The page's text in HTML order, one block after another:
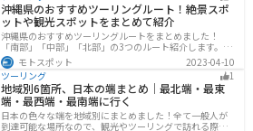
沖縄県のおすすめツーリングルート！絶景スポ
ットや観光スポットをまとめて紹介
沖縄県のおすすめツーリングルートをまとめました！
「南部」「中部」「北部」の3つのルート紹介します。美
しいビーチや歴史と文化に溢れたスポットが多数あり、
様々な楽しみ方ができます。バイクで沖縄県にツーリン
グに行く際は参考にしてください。
モトスポット
2023-04-10
ツーリング
1
地域別6箇所、日本の端まとめ｜最北端・最東
端・最西端・最南端に行く
日本の色々な端を地域別にまとめました！全て一般人が
到達可能な場所なので、観光やツーリングで訪れる際の